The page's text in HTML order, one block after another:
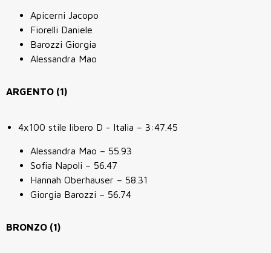
Apicerni Jacopo
Fiorelli Daniele
Barozzi Giorgia
Alessandra Mao
ARGENTO (1)
4x100 stile libero D - Italia – 3:47.45
Alessandra Mao – 55.93
Sofia Napoli – 56.47
Hannah Oberhauser – 58.31
Giorgia Barozzi – 56.74
BRONZO (1)